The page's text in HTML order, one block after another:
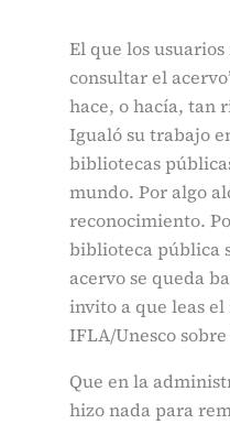
El que los
consultar el
hace, o hacía, tan
Igualó su trabajo
bibliotecas
mundo. Por algo
reconocimiento.
biblioteca pública
acervo se queda
invito a que leas
IFLA/Unesco
Que en la
hizo nada para